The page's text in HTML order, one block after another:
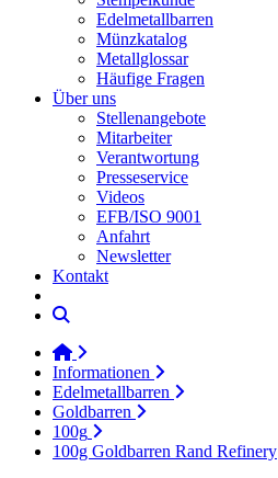
Edelmetallbarren
Münzkatalog
Metallglossar
Häufige Fragen
Über uns
Stellenangebote
Mitarbeiter
Verantwortung
Presseservice
Videos
EFB/ISO 9001
Anfahrt
Newsletter
Kontakt
Informationen
Edelmetallbarren
Goldbarren
100g
100g Goldbarren Rand Refinery